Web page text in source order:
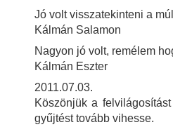
Jó volt visszatekinteni a
Kálmán Salamon
Nagyon jó volt, remélem
Kálmán Eszter
2011.07.03.
Köszönjük a
gyűjtést tovább vihesse.